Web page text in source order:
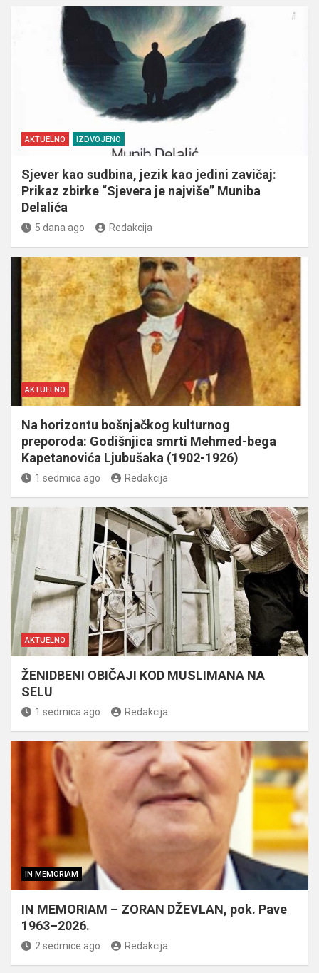
AKTUELNO IZDVOJENO
Sjever kao sudbina, jezik kao jedini zavičaj:
Prikaz zbirke “Sjevera je najviše” Muniba
Delalića
5 dana ago Redakcija
AKTUELNO
Na horizontu bošnjačkog kulturnog
preporoda: Godišnjica smrti Mehmed-bega
Kapetanovića Ljubušaka (1902-1926)
1 sedmica ago Redakcija
AKTUELNO
ŽENIDBENI OBIČAJI KOD MUSLIMANA NA
SELU
1 sedmica ago Redakcija
IN MEMORIAM
IN MEMORIAM – ZORAN DŽEVLAN, pok. Pave
1963–2026.
2 sedmice ago Redakcija